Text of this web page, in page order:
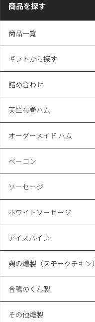
商品を探す
商品一覧
ギフトから探す
詰め合わせ
天竺布巻ハム
オーダーメイド ハム
ベーコン
ソーセージ
ホワイトソーセージ
アイスバイン
鶏の燻製（スモークチキン）
合鴨のくん製
その他燻製